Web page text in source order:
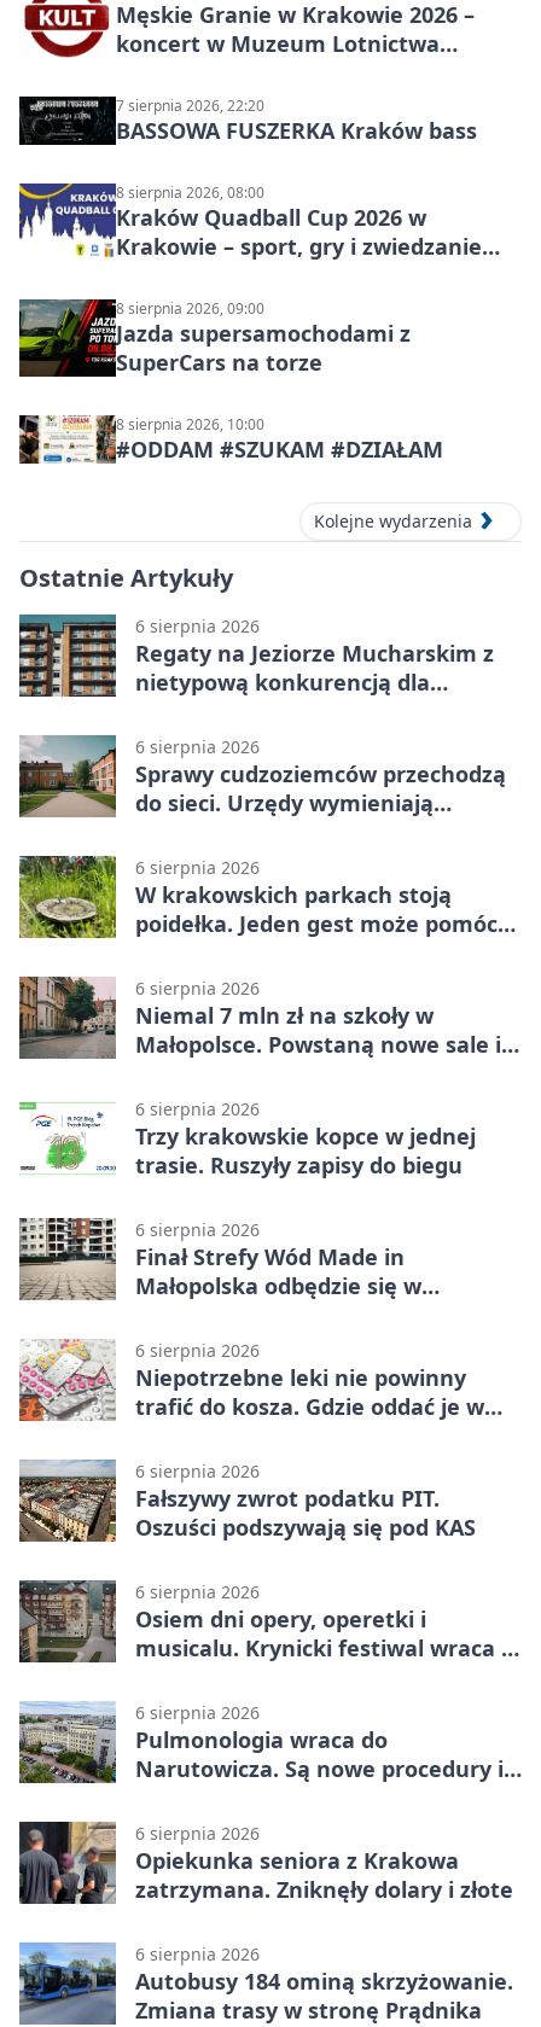
Męskie Granie w Krakowie 2026 –
koncert w Muzeum Lotnictwa
7 sierpnia 2026, 22:20
BASSOWA FUSZERKA Kraków bass
8 sierpnia 2026, 08:00
Kraków Quadball Cup 2026 w
Krakowie – sport, gry i zwiedzanie
8 sierpnia 2026, 09:00
Jazda supersamochodami z
SuperCars na torze
8 sierpnia 2026, 10:00
#ODDAM #SZUKAM #DZIAŁAM
Kolejne wydarzenia
Ostatnie Artykuły
6 sierpnia 2026
Regaty na Jeziorze Mucharskim z
nietypową konkurencją dla
6 sierpnia 2026
Sprawy cudzoziemców przechodzą
do sieci. Urzędy wymieniają
6 sierpnia 2026
W krakowskich parkach stoją
poidełka. Jeden gest może pomóc
6 sierpnia 2026
Niemal 7 mln zł na szkoły w
Małopolsce. Powstaną nowe sale i
6 sierpnia 2026
Trzy krakowskie kopce w jednej
trasie. Ruszyły zapisy do biegu
6 sierpnia 2026
Finał Strefy Wód Made in
Małopolska odbędzie się w
6 sierpnia 2026
Niepotrzebne leki nie powinny
trafić do kosza. Gdzie oddać je w
6 sierpnia 2026
Fałszywy zwrot podatku PIT.
Oszuści podszywają się pod KAS
6 sierpnia 2026
Osiem dni opery, operetki i
musicalu. Krynicki festiwal wraca z
6 sierpnia 2026
Pulmonologia wraca do
Narutowicza. Są nowe procedury i
6 sierpnia 2026
Opiekunka seniora z Krakowa
zatrzymana. Zniknęły dolary i złote
6 sierpnia 2026
Autobusy 184 ominą skrzyżowanie.
Zmiana trasy w stronę Prądnika